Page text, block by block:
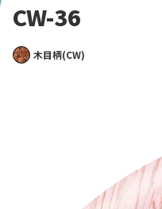
CW-36
木目柄(CW)